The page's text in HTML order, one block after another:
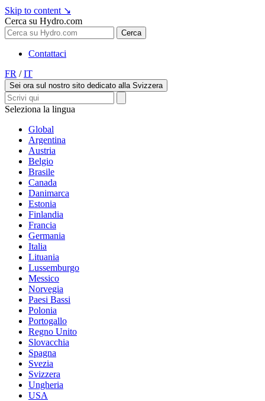
Skip to content ↘
Cerca su Hydro.com
Cerca
Contattaci
FR / IT
Sei ora sul nostro sito dedicato alla Svizzera
Seleziona la lingua
Global
Argentina
Austria
Belgio
Brasile
Canada
Danimarca
Estonia
Finlandia
Francia
Germania
Italia
Lituania
Lussemburgo
Messico
Norvegia
Paesi Bassi
Polonia
Portogallo
Regno Unito
Slovacchia
Spagna
Svezia
Svizzera
Ungheria
USA